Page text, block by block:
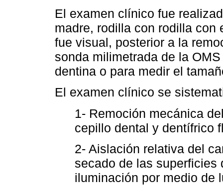
El examen clínico fue
madre, rodilla con rodilla con
fue visual, posterior a la
sonda milimetrada de la
dentina o para medir el
El examen clínico se
1- Remoción mecánica
cepillo dental y dentífrico
2- Aislación relativa del
secado de las superficies
iluminación por medio de